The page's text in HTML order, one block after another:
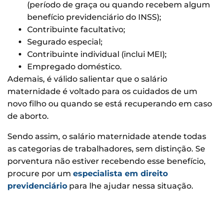
(período de graça ou quando recebem algum
benefício previdenciário do INSS);
Contribuinte facultativo;
Segurado especial;
Contribuinte individual (inclui MEI);
Empregado doméstico.
Ademais, é válido salientar que o salário
maternidade é voltado para os cuidados de um
novo filho ou quando se está recuperando em caso
de aborto.
Sendo assim, o salário maternidade atende todas
as categorias de trabalhadores, sem distinção. Se
porventura não estiver recebendo esse benefício,
procure por um especialista em direito
previdenciário para lhe ajudar nessa situação.